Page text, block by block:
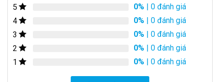
5 0% | 0 đánh giá
4
0% | 0 đánh giá
3
0% | 0 đánh giá
2
0% | 0 đánh giá
1
0% | 0 đánh giá